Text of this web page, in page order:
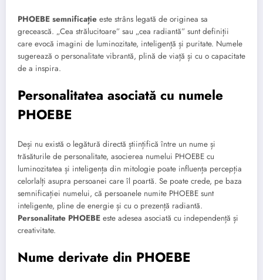
PHOEBE semnificație este strâns legată de originea sa
grecească. „Cea strălucitoare” sau „cea radiantă” sunt definiții
care evocă imagini de luminozitate, inteligență și puritate. Numele
sugerează o personalitate vibrantă, plină de viață și cu o capacitate
de a inspira.
Personalitatea asociată cu numele
PHOEBE
Deși nu există o legătură directă științifică între un nume și
trăsăturile de personalitate, asocierea numelui PHOEBE cu
luminozitatea și inteligența din mitologie poate influența percepția
celorlalți asupra persoanei care îl poartă. Se poate crede, pe baza
semnificației numelui, că persoanele numite PHOEBE sunt
inteligente, pline de energie și cu o prezență radiantă.
Personalitate PHOEBE este adesea asociată cu independență și
creativitate.
Nume derivate din PHOEBE